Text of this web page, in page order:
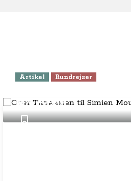
Artikel Rundrejser
Mountain